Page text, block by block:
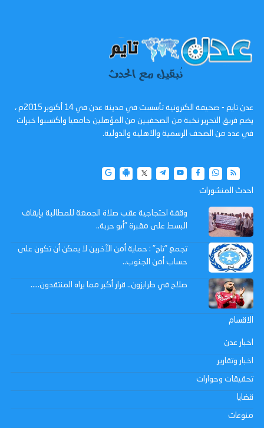
عدن تايم - صحيفة الكترونية تأسست في مدينة عدن في 14 أكتوبر 2015م ،
يضم فريق التحرير نخبة من الصحفيين من المؤهلين جامعيا واكتسبوا خبرات
في عدد من الصحف الرسمية والاهلية والدولية.
احدث المنشورات
وقفة احتجاجية عقب صلاة الجمعة للمطالبة بإيقاف
البسط على مقبرة "أبو حربة..
تجمع "تاج" : حماية أمن الآخرين لا يمكن أن تكون على
حساب أمن الجنوب..
صلاح في طرابزون.. قرار أكبر مما يراه المنتقدون…..
الاقسام
اخبار عدن
اخبار وتقارير
تحقيقات وحوارات
قضايا
منوعات